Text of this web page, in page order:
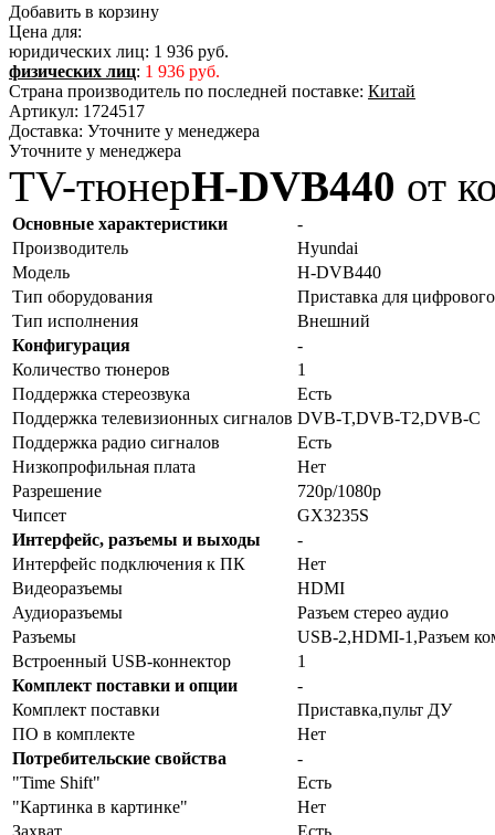
Добавить в корзину
Цена для:
юридических лиц: 1 936 руб.
физических лиц: 1 936 руб.
Страна производитель по последней поставке: Китай
Артикул: 1724517
Доставка: Уточните у менеджера
Уточните у менеджера
TV-тюнерH-DVB440 от
Основные характеристики
-
Производитель
Hyundai
Модель
H-DVB440
Тип оборудования
Приставка для
Тип исполнения
Внешний
Конфигурация
-
Количество тюнеров
1
Поддержка стереозвука
Есть
Поддержка телевизионных сигналов DVB-T,DVB-T2,DVB-C
Поддержка радио сигналов
Есть
Низкопрофильная плата
Нет
Разрешение
720p/1080p
Чипсет
GX3235S
Интерфейс, разъемы и выходы
-
Интерфейс подключения к ПК
Нет
Видеоразъемы
HDMI
Аудиоразъемы
Разъем стерео аудио
Разъемы
USB-2,HDMI-1,Разъем
Встроенный USB-коннектор
1
Комплект поставки и опции
-
Комплект поставки
Приставка,пульт ДУ
ПО в комплекте
Нет
Потребительские свойства
-
"Time Shift"
Есть
"Картинка в картинке"
Нет
Захват
Есть